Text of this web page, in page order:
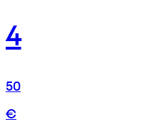
4
50
€